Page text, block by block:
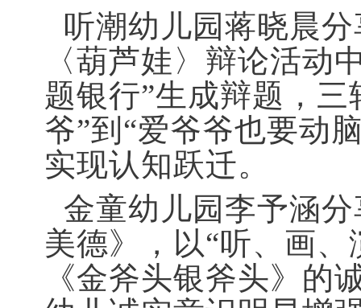
听潮幼儿园蒋晓晨
〈葫芦娃〉辩论活动
题银行”生成辩题，
爷”到“爱爷爷也要动
实现认知跃迁。
金童幼儿园李予涵
美德》，以“听、画
《金斧头银斧头》的